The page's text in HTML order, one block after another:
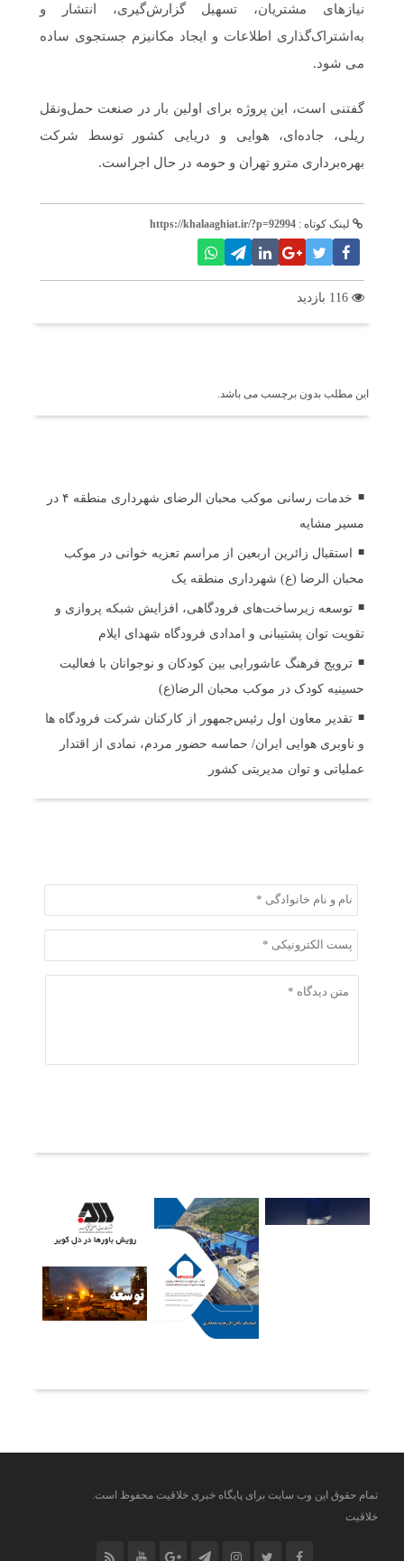
نیازهای مشتریان، تسهیل گزارش‌گیری، انتشار و
به‌اشتراک‌گذاری اطلاعات و ایجاد مکانیزم جستجوی ساده
می شود.
گفتنی است، این پروژه برای اولین بار در صنعت حمل‌ونقل
ریلی، جاده‌ای، هوایی و دریایی کشور توسط شرکت
بهره‌برداری مترو تهران و حومه در حال اجراست.
لینک کوتاه : https://khalaaghiat.ir/?p=92994
این مطلب بدون برچسب می باشد.
خدمات رسانی موکب محبان الرضای شهرداری منطقه ۴ در
مسیر مشایه
استقبال زائرین اربعین از مراسم تعزیه خوانی در موکب
محبان الرضا (ع) شهرداری منطقه یک
توسعه زیرساخت‌های فرودگاهی، افزایش شبکه پروازی و
تقویت توان پشتیبانی و امدادی فرودگاه شهدای ایلام
ترویج فرهنگ عاشورایی بین کودکان و نوجوانان با فعالیت
حسینیه کودک در موکب محبان الرضا(ع)
تقدیر معاون اول رئیس‌جمهور از کارکنان شرکت فرودگاه ها
و ناوبری هوایی ایران/ حماسه حضور مردم، نمادی از اقتدار
عملیاتی و توان مدیریتی کشور
تمام حقوق این وب سایت برای پایگاه خبری خلاقیت محفوظ است.
خلاقیت